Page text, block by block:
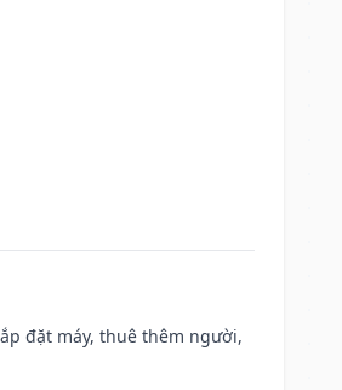
đặt máy, thuê thêm người,